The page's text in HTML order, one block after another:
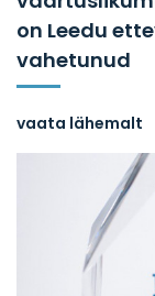
on Leedu
vahetunud
vaata lähemalt